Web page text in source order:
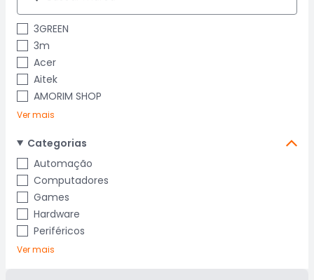
3GREEN
3m
Acer
Aitek
AMORIM SHOP
Ver mais
Categorias
Automação
Computadores
Games
Hardware
Periféricos
Ver mais